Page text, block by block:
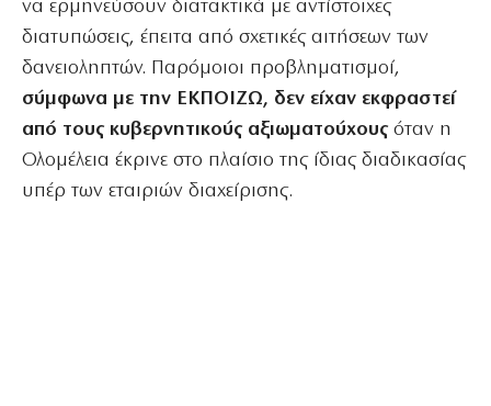
να ερμηνεύσουν διατακτικά με αντίστοιχες
διατυπώσεις, έπειτα από σχετικές αιτήσεων των
δανειοληπτών. Παρόμοιοι προβληματισμοί,
σύμφωνα με την ΕΚΠΟΙΖΩ, δεν είχαν εκφραστεί
από τους κυβερνητικούς αξιωματούχους όταν η
Ολομέλεια έκρινε στο πλαίσιο της ίδιας διαδικασίας
υπέρ των εταιριών διαχείρισης.